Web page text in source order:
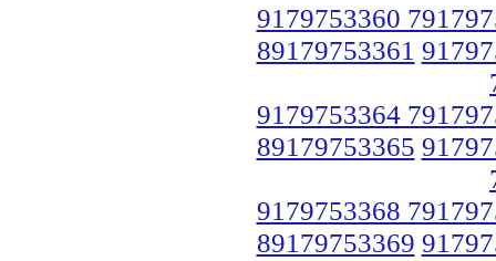
9179753360
89179753361
9179753364
89179753365
9179753368
89179753369